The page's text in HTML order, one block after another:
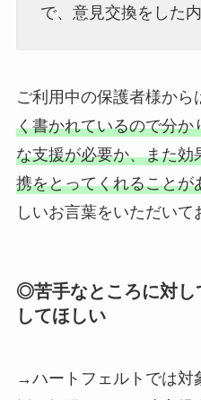
で、意見交換をした
ご利用中の保護者様から
く書かれているので分か
な支援が必要か、また効
携をとってくれることが
しいお言葉をいただいて
◎苦手なところに対し
してほしい
→ハートフェルトでは対